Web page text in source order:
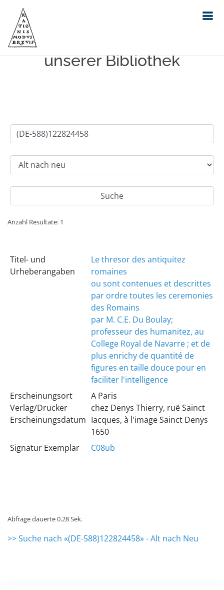
Einfache Suche im Bestand
unserer Bibliothek
Anzahl Resultate: 1
Titel- und
Urheberangaben
Le thresor des antiquitez
romaines
ou sont contenues et descrittes
par ordre toutes les ceremonies
des Romains
par M. C.E. Du Boulay;
professeur des humanitez, au
College Royal de Navarre ; et de
plus enrichy de quantité de
figures en taille douce pour en
faciliter l'intelligence
Erscheinungsort
Verlag/Drucker
Erscheinungsdatum
A Paris
chez Denys Thierry, ruë Sainct
Iacques, à l'image Sainct Denys
1650
Signatur Exemplar
C08ub
Abfrage dauerte 0.28 Sek.
>> Suche nach «(DE-588)122824458» - Alt nach Neu